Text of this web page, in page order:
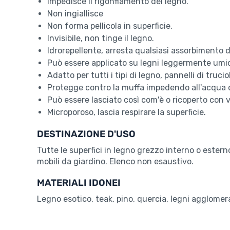
Non ingiallisce
Non forma pellicola in superficie.
Invisibile, non tinge il legno.
Idrorepellente, arresta qualsiasi assorbimento
Può essere applicato su legni leggermente
Adatto per tutti i tipi di legno, pannelli di
Protegge contro la muffa impedendo all'acqua
Può essere lasciato così com'è o ricoperto con
Microporoso, lascia respirare la superficie.
DESTINAZIONE D'USO
Tutte le superfici in legno grezzo interno o
mobili da giardino. Elenco non esaustivo.
MATERIALI IDONEI
Legno esotico, teak, pino, quercia, legni